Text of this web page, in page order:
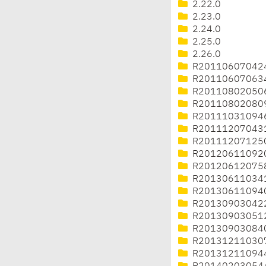
2.22.0
2.23.0
2.24.0
2.25.0
2.26.0